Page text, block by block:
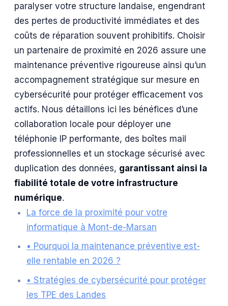
paralyser votre structure landaise, engendrant
des pertes de productivité immédiates et des
coûts de réparation souvent prohibitifs. Choisir
un partenaire de proximité en 2026 assure une
maintenance préventive rigoureuse ainsi qu’un
accompagnement stratégique sur mesure en
cybersécurité pour protéger efficacement vos
actifs. Nous détaillons ici les bénéfices d’une
collaboration locale pour déployer une
téléphonie IP performante, des boîtes mail
professionnelles et un stockage sécurisé avec
duplication des données, garantissant ainsi la
fiabilité totale de votre infrastructure
numérique.
La force de la proximité pour votre
informatique à Mont-de-Marsan
• Pourquoi la maintenance préventive est-
elle rentable en 2026 ?
• Stratégies de cybersécurité pour protéger
les TPE des Landes